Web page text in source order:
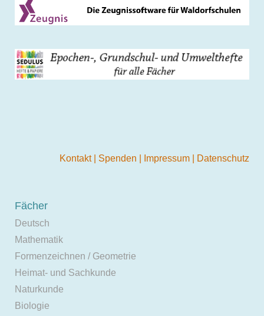
Kontakt Spenden Impressum Datenschutz
Fächer
Deutsch
Mathematik
Formenzeichnen / Geometrie
Heimat- und Sachkunde
Naturkunde
Biologie